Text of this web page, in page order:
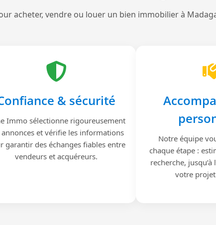
acheter, vendre ou louer un bien immobilier à
& sécurité
Immo sélectionne rigoureusement
annonces et vérifie les informations
garantir des échanges fiables entre
vendeurs et acquéreurs.
Notre équipe
chaque étape :
recherche,
votre